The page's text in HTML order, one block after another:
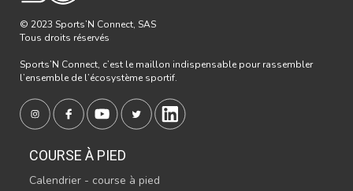
© 2023 Sports’N Connect, SAS
Tous droits réservés
Sports’N Connect, c’est le maillon indispensable pour rassembler
l’ensemble de l’écosystème sportif.
COURSE À PIED
Calendrier - course à pied